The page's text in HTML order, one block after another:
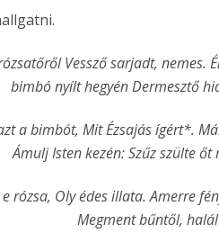
Vessző sarjadt, nemes.
bimbó nyílt hegyén Dermesztő
a bimbót, Mit Ézsajás ígért*.
Ámulj Isten kezén: Szűz szülte
rózsa, Oly édes illata. Amerre
Megment bűntől,